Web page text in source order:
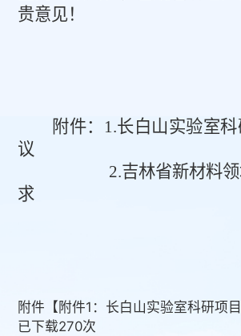
贵意见！
附件： 1.长白山实验室
议
2.吉林省新材料
求
附件【 附件1：长白山实验室科研项
已下载270次